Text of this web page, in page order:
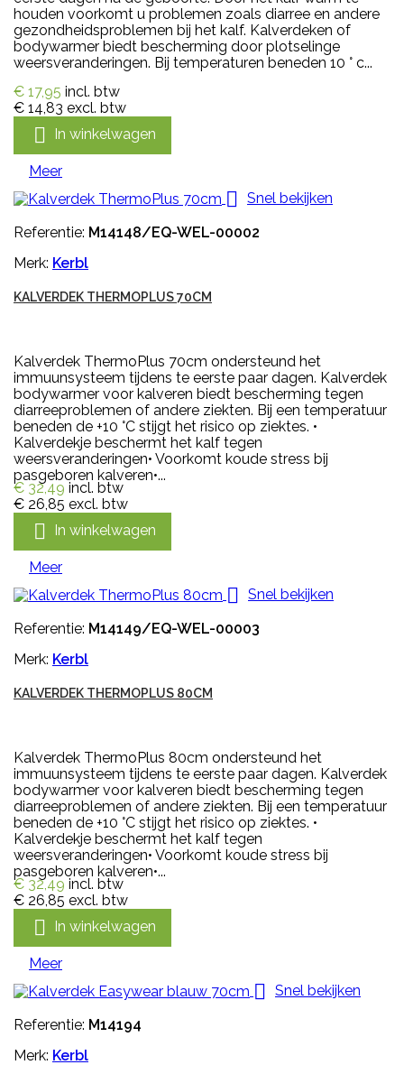
houden voorkomt u problemen zoals diarree en andere
gezondheidsproblemen bij het kalf. Kalverdeken of
bodywarmer biedt bescherming door plotselinge
weersveranderingen. Bij temperaturen beneden 10 ° c...
€ 17,95 incl. btw
€ 14,83 excl. btw
 In winkelwagen
Meer
 Snel bekijken
Referentie: M14148/EQ-WEL-00002
Merk: Kerbl
KALVERDEK THERMOPLUS 70CM
Kalverdek ThermoPlus 70cm ondersteund het
immuunsysteem tijdens te eerste paar dagen. Kalverdek
bodywarmer voor kalveren biedt bescherming tegen
diarreeproblemen of andere ziekten. Bij een temperatuur
beneden de +10 °C stijgt het risico op ziektes. •
Kalverdekje beschermt het kalf tegen
weersveranderingen• Voorkomt koude stress bij
pasgeboren kalveren•...
€ 32,49 incl. btw
€ 26,85 excl. btw
 In winkelwagen
Meer
 Snel bekijken
Referentie: M14149/EQ-WEL-00003
Merk: Kerbl
KALVERDEK THERMOPLUS 80CM
Kalverdek ThermoPlus 80cm ondersteund het
immuunsysteem tijdens te eerste paar dagen. Kalverdek
bodywarmer voor kalveren biedt bescherming tegen
diarreeproblemen of andere ziekten. Bij een temperatuur
beneden de +10 °C stijgt het risico op ziektes. •
Kalverdekje beschermt het kalf tegen
weersveranderingen• Voorkomt koude stress bij
pasgeboren kalveren•...
€ 32,49 incl. btw
€ 26,85 excl. btw
 In winkelwagen
Meer
 Snel bekijken
Referentie: M14194
Merk: Kerbl